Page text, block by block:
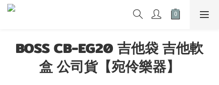
BOSS CB-EG20 吉他袋 吉他軟
盒 公司貨【宛伶樂器】